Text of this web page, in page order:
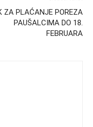
ZA PLAĆANJE POREZA
PAUŠALCIMA DO 18.
FEBRUARA